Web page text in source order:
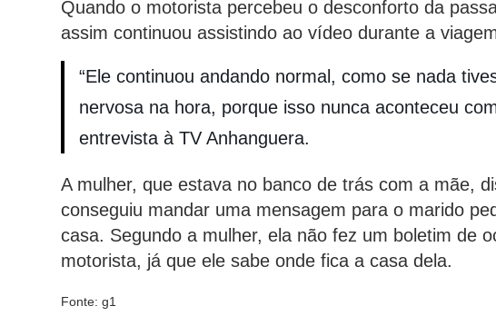
Quando o motorista percebeu o desconforto da
assim continuou assistindo ao vídeo durante a
“Ele continuou andando normal, como se nada
nervosa na hora, porque isso nunca aconteceu
entrevista à TV Anhanguera.
A mulher, que estava no banco de trás com a mãe,
conseguiu mandar uma mensagem para o marido
casa. Segundo a mulher, ela não fez um boletim de
motorista, já que ele sabe onde fica a casa dela.
Fonte: g1